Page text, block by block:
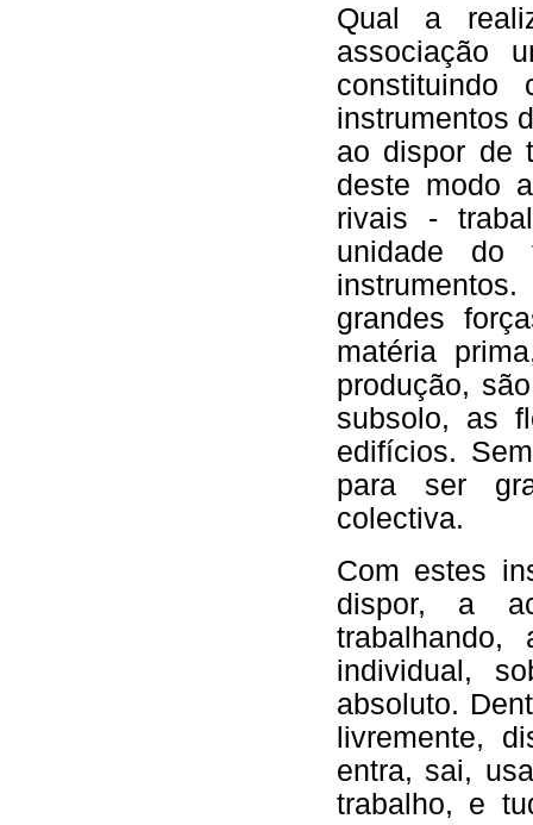
Qual a
associação
constituindo
instrumentos
ao dispor de
deste modo
rivais -
unidade do
grandes
matéria
produção,
subsolo, as
edifícios.
para ser
colectiva.
Com estes
dispor, a
individual,
absoluto.
livremente,
entra, sai,
trabalho, e